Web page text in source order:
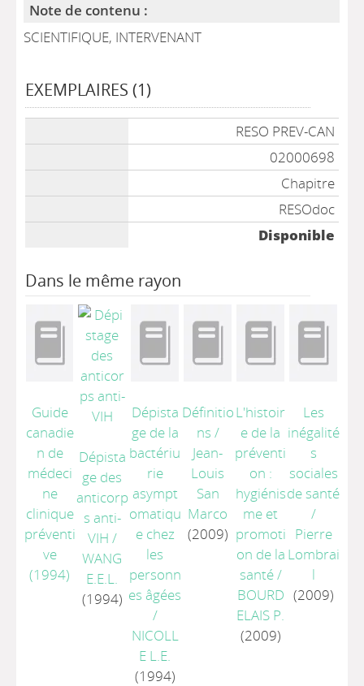
Note de contenu :
SCIENTIFIQUE, INTERVENANT
EXEMPLAIRES (1)
RESO PREV-CAN
02000698
Chapitre
RESOdoc
Disponible
Dans le même rayon
Guide
canadie
n de
médeci
ne
clinique
préventi
ve
(1994)
Dépista
ge des
anticorp
s anti-
VIH /
WANG
E.E.L.
(1994)
Dépista
ge de la
bactériu
rie
asympt
omatiqu
e chez
les
personn
es âgées
/
NICOLL
E L.E.
(1994)
Définitio
ns /
Jean-
Louis
San
Marco
(2009)
L'histoir
e de la
préventi
on :
hygiénis
me et
promoti
on de la
santé/
BOURD
ELAIS P.
(2009)
Les
inégalité
s
sociales
de santé
/
Pierre
Lombrai
l
(2009)